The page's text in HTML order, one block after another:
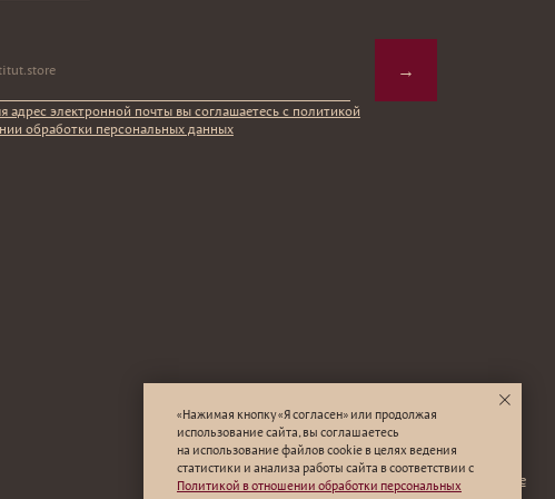
© 2025 Institute Store
«Нажимая кнопку «Я согласен» или продолжая
использование сайта, вы соглашаетесь
на использование файлов cookie в целях ведения
статистики и анализа работы cайта в соответствии с
Политикой в отношении обработки персональных